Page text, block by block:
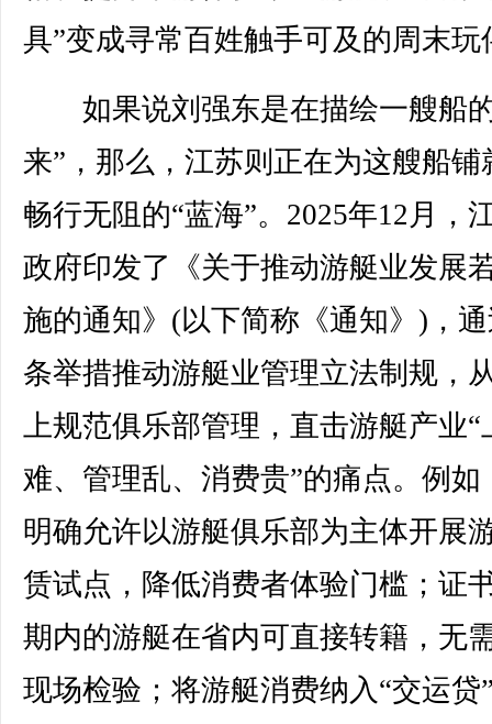
具”变成寻常百姓触手可及的周末玩
如果说刘强东是在描绘一艘船
来”，那么，江苏则正在为这艘船铺
畅行无阻的“蓝海”。2025年12月，
政府印发了《关于推动游艇业发展
施的通知》(以下简称《通知》)，
条举措推动游艇业管理立法制规，
上规范俱乐部管理，直击游艇产业“
难、管理乱、消费贵”的痛点。例如
明确允许以游艇俱乐部为主体开展
赁试点，降低消费者体验门槛；证
期内的游艇在省内可直接转籍，无
现场检验；将游艇消费纳入“交运贷